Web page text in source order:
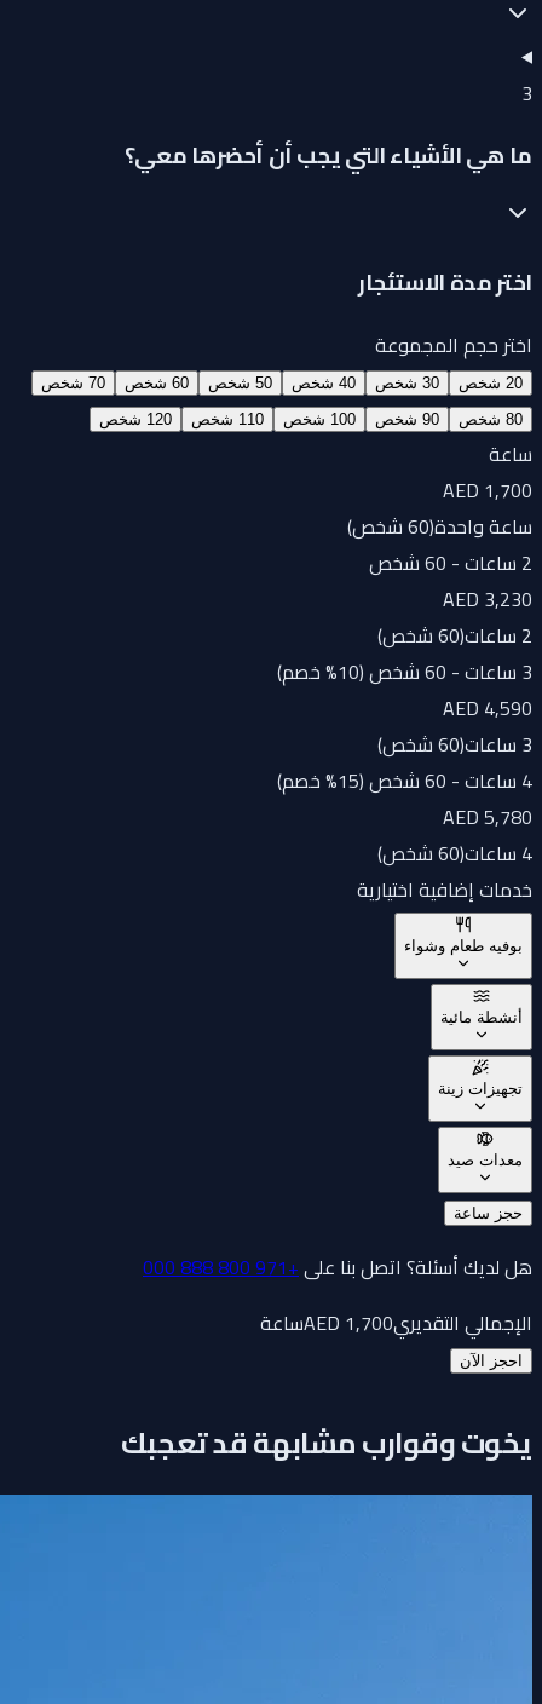
ما هي الأشياء التي يجب أن أحضرها معي؟
اختر مدة الاستئجار
اختر حجم المجموعة
20 شخص 30 شخص 40 شخص 50 شخص 60 شخص
70 شخص
80 شخص
90 شخص 100 شخص 110 شخص 120 شخص
ساعة
AED 1,700
ساعة واحدة(60 شخص
AED 3,230
(60 شخص
AED 4,590
(60 شخص
4 ساعات - 60 شخص (15% خصم)
AED 5,780
4 ساعات
(60 شخص
خدمات إضافية اختيارية
بوفيه طعام وشواء
أنشطة مائية
تجهيزات زينة
معدات صيد
حجز ساعة
هل لديك أسئلة؟ اتصل بنا على +971 800 888 000
الإجمالي التقديري
AED1,700 ساعة
احجز الآن
يخوت وقوارب مشابهة قد تعجبك